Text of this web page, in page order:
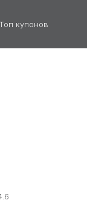
Топ купонов